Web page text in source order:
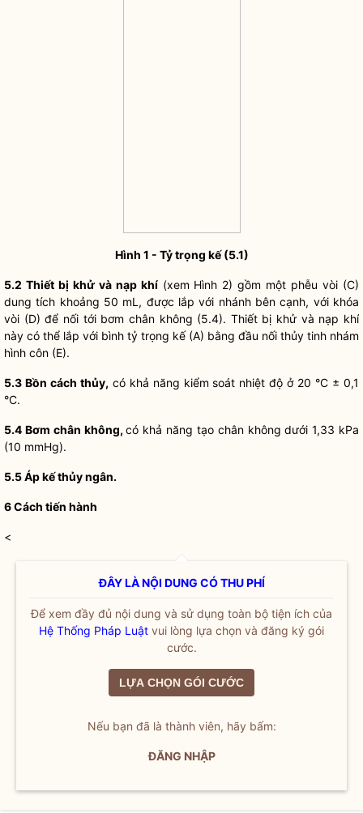
Hình 1 - Tỷ trọng kế (5.1)
5.2 Thiết bị khử và nạp khí(xem Hình 2) gồm một phễu vòi (C)
dung tích khoảng 50 mL, được lắp với nhánh bên cạnh, với khóa
vòi (D) để nối tới bơm chân không (5.4). Thiết bị khử và nạp khí
này có thể lắp với bình tỷ trọng kế (A) bằng đầu nối thủy tinh nhám
hình côn (E).
5.3 Bồn cách thủy, có khả năng kiểm soát nhiệt độ ở 20 °C ± 0,1
°C.
5.4 Bơm chân không,có khả năng tạo chân không dưới 1,33 kPa
(10 mmHg).
5.5Áp kế thủy ngân.
6Cách tiến hành
<
ĐÂY LÀ NỘI DUNG CÓ THU PHÍ
Để xem đầy đủ nội dung và sử dụng toàn bộ tiện ích của
Hệ Thống Pháp Luật vui lòng lựa chọn và đăng ký gói
cước.
LỰA CHỌN GÓI CƯỚC
Nếu bạn đã là thành viên, hãy bấm:
ĐĂNG NHẬP